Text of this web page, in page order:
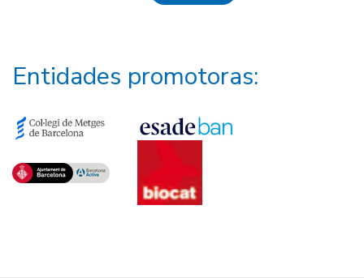
Entidades promotoras: